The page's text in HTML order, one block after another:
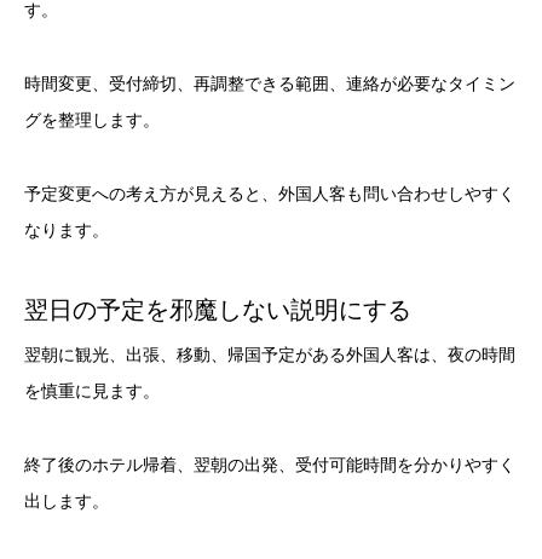
す。
時間変更、受付締切、再調整できる範囲、連絡が必要なタイミン
グを整理します。
予定変更への考え方が見えると、外国人客も問い合わせしやすく
なります。
翌日の予定を邪魔しない説明にする
翌朝に観光、出張、移動、帰国予定がある外国人客は、夜の時間
を慎重に見ます。
終了後のホテル帰着、翌朝の出発、受付可能時間を分かりやすく
出します。